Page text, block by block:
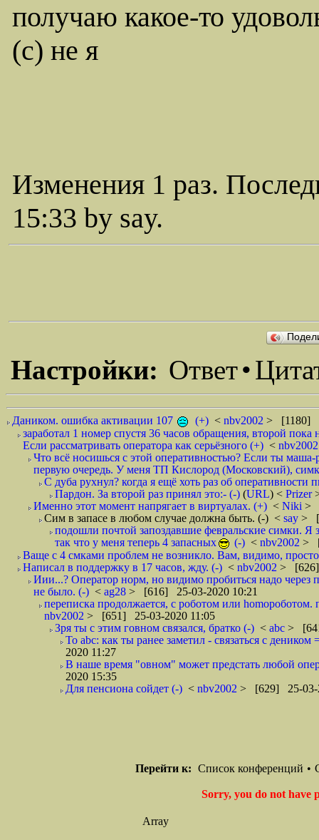
получаю какое-то
(c) не я
Изменения 1 раз.
15:33 by say.
Настройки: Ответ•
Даником. ошибка активации 107 (+) < nbv2002 > [1180]
заработал 1 номер спустя 36 часов обращения, второй
Если рассматривать оператора как серьёзного (+) <
Что всё носишься с этой оперативностью? Если ты
первую очередь. У меня ТП Кислород (Московский),
С дуба рухнул? когда я ещё хоть раз об оперативности
Пардон. За второй раз принял это:- (-) (URL) < Prizer
Именно этот момент напрягает в виртуалах. (+) < Niki >
Сим в запасе в любом случае должна быть. (-) < say >
подошли почтой запоздавшие февральские симки. Я
так что у меня теперь 4 запасных
(-) < nbv2002 >
Ваще с 4 смками проблем не возникло. Вам, видимо,
Написал в поддержку в 17 часов, жду. (-) < nbv2002 > [626]
Иии...? Оператор норм, но видимо пробиться надо
не было. (-) < ag28 > [616] 25-03-2020 10:21
переписка продолжается, с роботом или
nbv2002 > [651] 25-03-2020 11:05
Зря ты с этим говном связался, братко (-) < abc >
To abc: как ты ранее заметил - связаться с
2020 11:27
В наше время "овном" может предстать любой
2020 15:35
Для пенсиона сойдет (-) < nbv2002 > [629] 25-03-
Перейти к: Список конференций •
Sorry, you do not have
Array